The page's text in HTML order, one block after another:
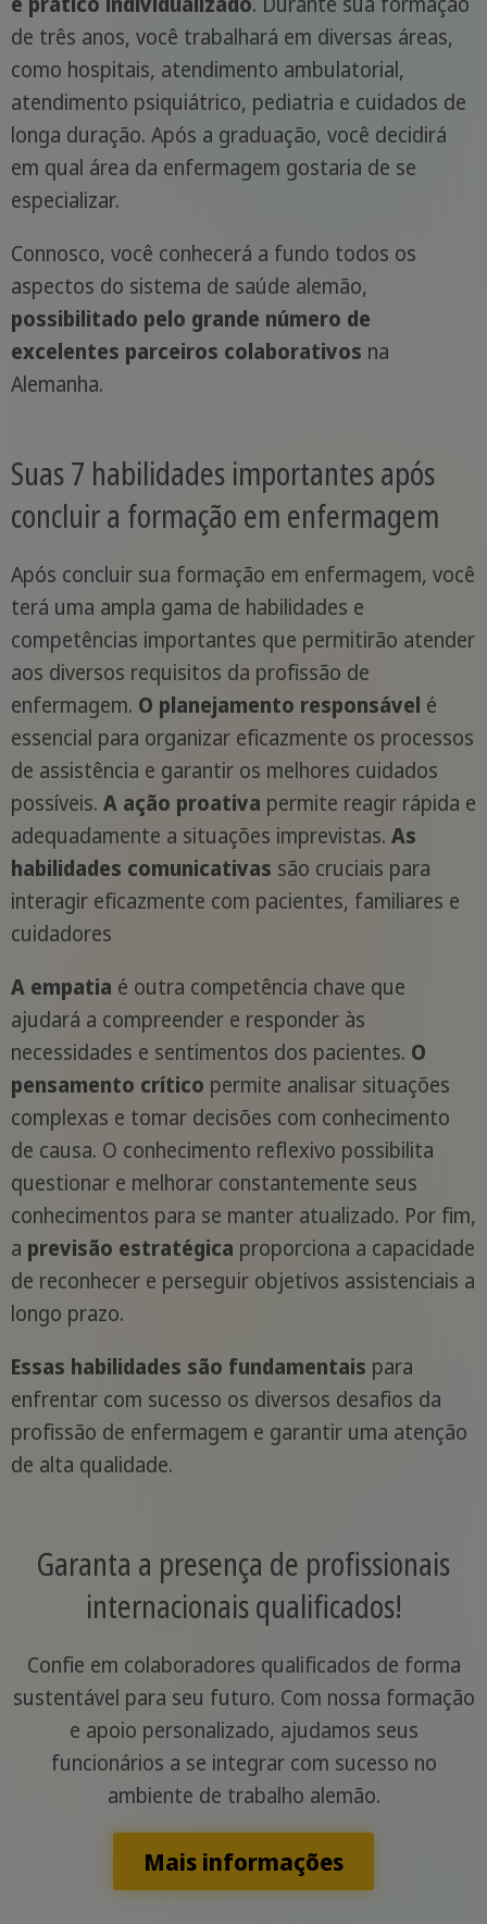
de três anos, você trabalhará em diversas áreas,
como hospitais, atendimento ambulatorial,
atendimento psiquiátrico, pediatria e cuidados de
longa duração. Após a graduação, você decidirá
em qual área da enfermagem gostaria de se
especializar.
Connosco, você conhecerá a fundo todos os
aspectos do sistema de saúde alemão,
possibilitado pelo grande número de
excelentes parceiros colaborativos na
Alemanha.
Suas 7 habilidades importantes após
concluir a formação em enfermagem
Após concluir sua formação em enfermagem, você
terá uma ampla gama de habilidades e
competências importantes que permitirão atender
aos diversos requisitos da profissão de
enfermagem. O planejamento responsável é
essencial para organizar eficazmente os processos
de assistência e garantir os melhores cuidados
possíveis. A ação proativa permite reagir rápida e
adequadamente a situações imprevistas. As
habilidades comunicativas são cruciais para
interagir eficazmente com pacientes, familiares e
cuidadores
A empatia é outra competência chave que
ajudará a compreender e responder às
necessidades e sentimentos dos pacientes. O
pensamento crítico permite analisar situações
complexas e tomar decisões com conhecimento
de causa. O conhecimento reflexivo possibilita
questionar e melhorar constantemente seus
conhecimentos para se manter atualizado. Por fim,
a previsão estratégica proporciona a capacidade
de reconhecer e perseguir objetivos assistenciais a
longo prazo.
Essas habilidades são fundamentais para
enfrentar com sucesso os diversos desafios da
profissão de enfermagem e garantir uma atenção
de alta qualidade.
Garanta a presença de profissionais
internacionais qualificados!
Confie em colaboradores qualificados de forma
sustentável para seu futuro. Com nossa formação
e apoio personalizado, ajudamos seus
funcionários a se integrar com sucesso no
ambiente de trabalho alemão.
Mais informações